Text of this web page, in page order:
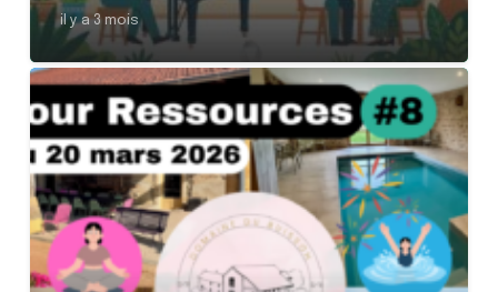
il y a 3 mois